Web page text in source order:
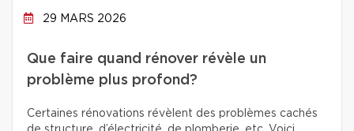
29 MARS 2026
Que faire quand rénover révèle un
problème plus profond?
Certaines rénovations révèlent des problèmes cachés